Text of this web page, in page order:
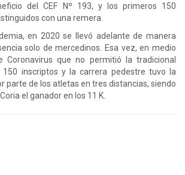
del CEF Nº 193, y los primeros 150
con una remera.
en 2020 se llevó adelante de manera
solo de mercedinos. Esa vez, en medio
Coronavirus que no permitió la tradicional
150 inscriptos y la carrera pedestre tuvo la
parte de los atletas en tres distancias, siendo
el ganador en los 11 K.